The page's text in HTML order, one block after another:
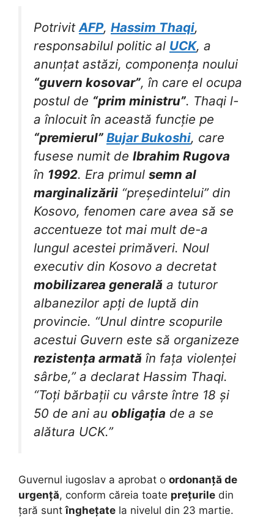
PotrivitAFP, Hassim Thaqi,
responsabilul politic al UCK, a
anunțat astăzi, componența noului
“guvern kosovar”, în care el ocupa
postul de “prim ministru”. Thaqi l-
a înlocuit în această funcție pe
“premierul” Bujar Bukoshi, care
fusese numit de Ibrahim Rugova
în 1992. Era primul semn al
marginalizării “președintelui” din
Kosovo, fenomen care avea să se
accentueze tot mai mult de-a
lungul acestei primăveri. Noul
executiv din Kosovo a decretat
mobilizarea generală a tuturor
albanezilor apți de luptă din
provincie. “Unul dintre scopurile
acestui Guvern este să organizeze
rezistența armată în fața violenței
sârbe,” a declarat Hassim Thaqi.
“Toți bărbații cu vârste între 18 și
50 de ani au obligația de a se
alătura UCK.”
Guvernul iugoslav a aprobat o ordonanță de
urgență, conform căreia toate prețurile din
țară suntînghețate la nivelul din 23 martie.